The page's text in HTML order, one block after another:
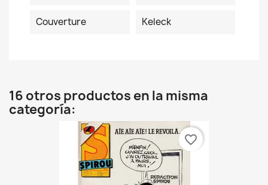
Couverture Keleck
16 otros productos en la misma
categoría:
favorite_border